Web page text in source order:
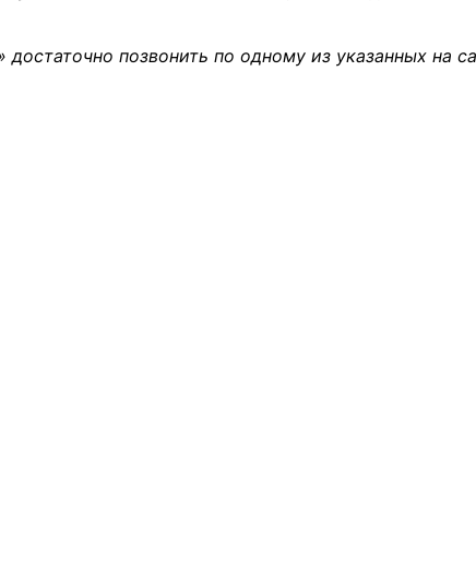
позвонить по одному из указанных на